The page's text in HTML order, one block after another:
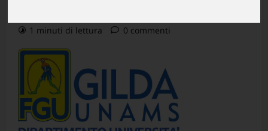
1 minuti di lettura
0 commenti